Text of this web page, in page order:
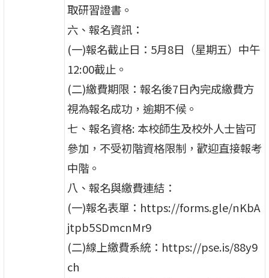
取研習證書。
六、報名資訊：
(一)報名截止日：5月8日（星期五）中午
12:00截止。
(二)繳費期限：報名後7日內完成繳費方
視為報名成功，逾期不候。
七、報名資格: 本校師生及校外人士皆可
參加，不受初階資格限制，歡迎直接報考
中階。
八、報名與繳費連結：
(一)報名表單：https://forms.gle/nKbA
jtpb5SDmcnMr9
(二)線上繳費系統：https://pse.is/88y9
ch